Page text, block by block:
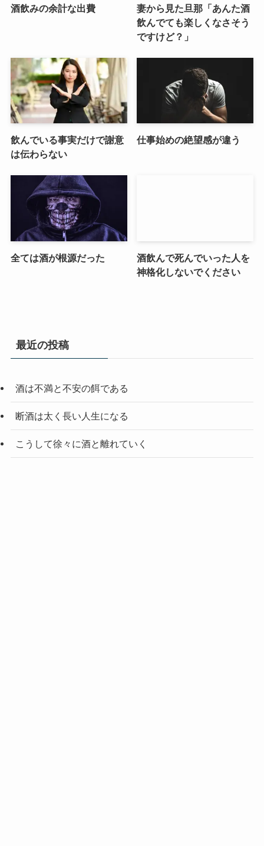
酒飲みの余計な出費
妻から見た旦那「あんた酒
飲んでても楽しくなさそう
ですけど？」
飲んでいる事実だけで謝意
は伝わらない
仕事始めの絶望感が違う
全ては酒が根源だった
酒飲んで死んでいった人を
神格化しないでください
最近の投稿
酒は不満と不安の餌である
断酒は太く長い人生になる
こうして徐々に酒と離れていく